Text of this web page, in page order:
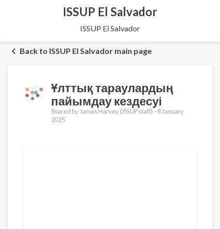
ISSUP El Salvador
ISSUP El Salvador
Back to ISSUP El Salvador main page
Ұлттық тараулардың
пайымдау кездесуі
Shared by James Harvey (ISSUP staff) - 8 January
2025